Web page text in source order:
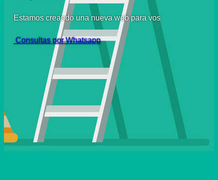
Estamos creando una nueva web para vos
Consultas por Whatsapp